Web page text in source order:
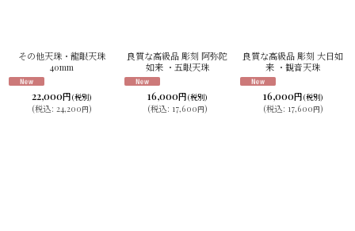
その他天珠・龍眼天珠
40mm
22,000円 (税別)
(税込: 24,200円)
良質な高級品 彫刻 阿弥陀
如来 ・五眼天珠
16,000円 (税別)
(税込: 17,600円)
良質な高級品 彫刻 大日如
来 ・観音天珠
16,000円 (税別)
(税込: 17,600円)